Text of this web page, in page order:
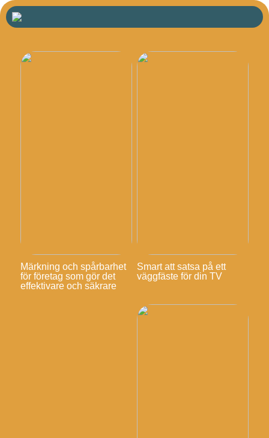
Märkning och spårbarhet
för företag som gör det
effektivare och säkrare
Smart att satsa på ett
väggfäste för din TV